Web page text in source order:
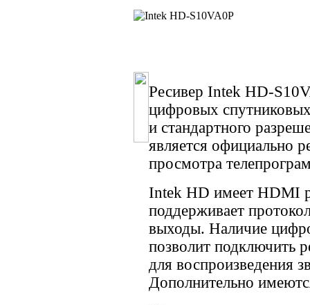
Ресивер Intek HD-
цифровых
и стандартного
является официально
просмотра
Intek HD имеет HDMI
поддерживает
выходы. Наличие
позволит подключить
для воспроизведения
Дополнительно